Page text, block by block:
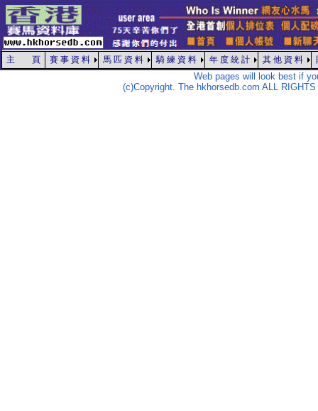
主 頁 賽 事 資 料 馬 匹 資 料 騎 練 資 料 年 度 統 計 其 他 資 料
Web pages will look best if
(c)Copyright. The hkhorsedb.com ALL